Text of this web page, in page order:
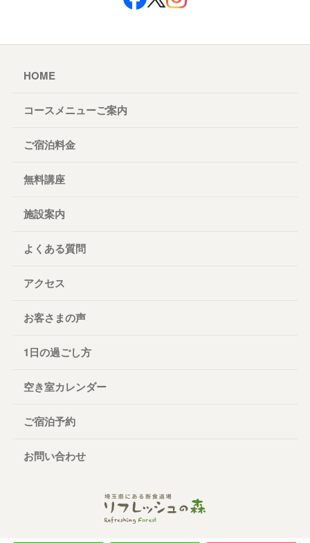
HOME
コースメニューご案内
ご宿泊料金
無料講座
施設案内
よくある質問
アクセス
お客さまの声
1日の過ごし方
空き室カレンダー
ご宿泊予約
お問い合わせ